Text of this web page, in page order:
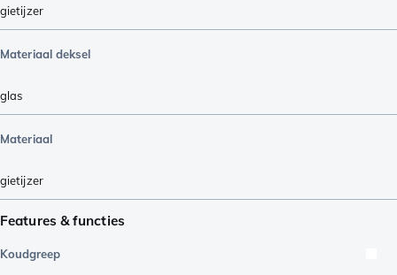
gietijzer
Materiaal deksel
glas
Materiaal
gietijzer
Features & functies
Koudgreep